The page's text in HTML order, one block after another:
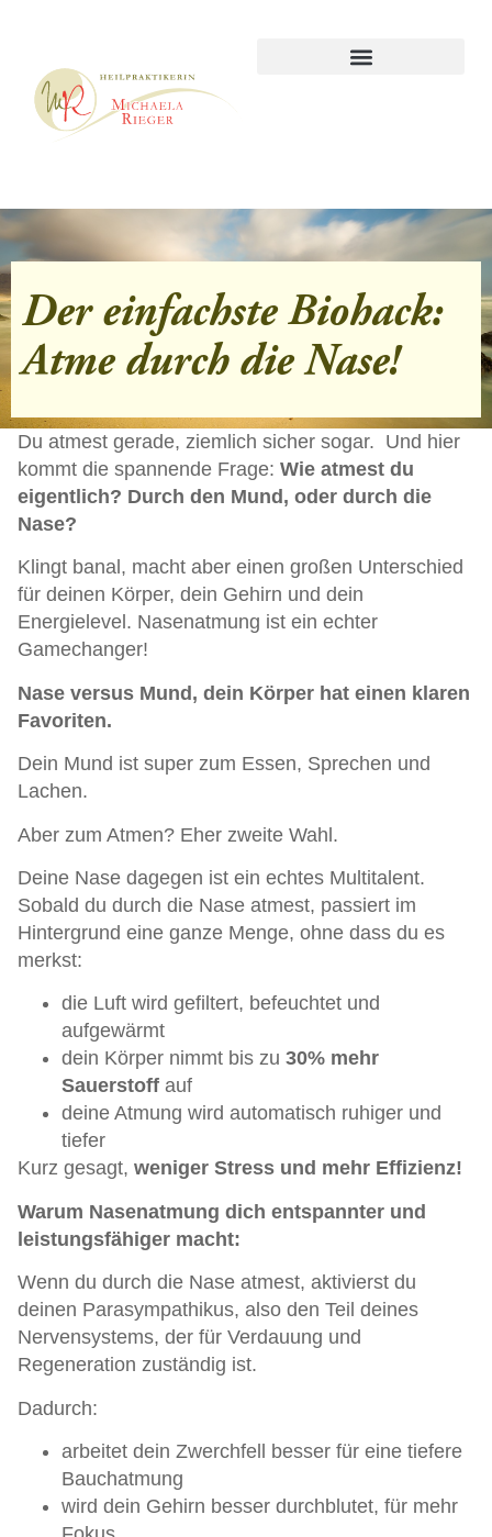
Der einfachste Biohack:
Atme durch die Nase!
Du atmest gerade, ziemlich sicher sogar. Und hier
kommt die spannende Frage: Wie atmest du
eigentlich? Durch den Mund, oder durch die
Nase?
Klingt banal, macht aber einen großen Unterschied
für deinen Körper, dein Gehirn und dein
Energielevel. Nasenatmung ist ein echter
Gamechanger!
Nase versus Mund, dein Körper hat einen klaren
Favoriten.
Dein Mund ist super zum Essen, Sprechen und
Lachen.
Aber zum Atmen? Eher zweite Wahl.
Deine Nase dagegen ist ein echtes Multitalent.
Sobald du durch die Nase atmest, passiert im
Hintergrund eine ganze Menge, ohne dass du es
merkst:
die Luft wird gefiltert, befeuchtet und
aufgewärmt
dein Körper nimmt bis zu 30% mehr
Sauerstoff auf
deine Atmung wird automatisch ruhiger und
tiefer
Kurz gesagt, weniger Stress und mehr Effizienz!
Warum Nasenatmung dich entspannter und
leistungsfähiger macht:
Wenn du durch die Nase atmest, aktivierst du
deinen Parasympathikus, also den Teil deines
Nervensystems, der für Verdauung und
Regeneration zuständig ist.
Dadurch:
arbeitet dein Zwerchfell besser für eine tiefere
Bauchatmung
wird dein Gehirn besser durchblutet, für mehr